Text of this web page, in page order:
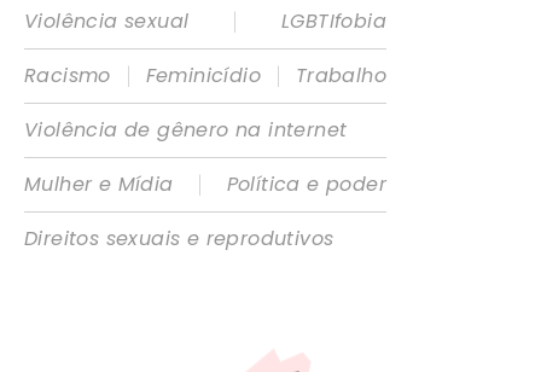
Violência sexual
|
LGBTIfobia
Racismo
| Feminicídio |
Trabalho
Violência de gênero na internet
Mulher e Mídia
|
Política e poder
Direitos sexuais e reprodutivos